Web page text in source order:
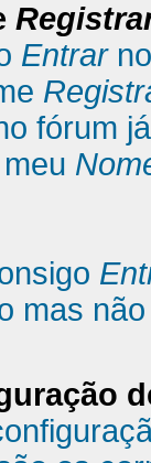
Entrar
fórum
mas